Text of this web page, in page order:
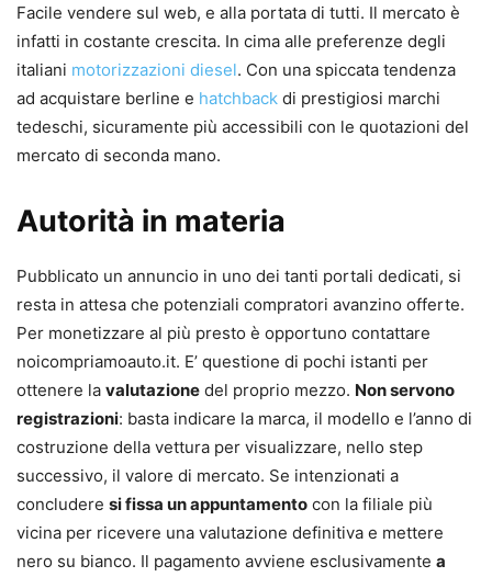
Facile vendere sul web, e alla portata di tutti. Il mercato è
infatti in costante crescita. In cima alle preferenze degli
italiani motorizzazioni diesel. Con una spiccata tendenza
ad acquistare berline e hatchback di prestigiosi marchi
tedeschi, sicuramente più accessibili con le quotazioni del
mercato di seconda mano.
Autorità in materia
Pubblicato un annuncio in uno dei tanti portali dedicati, si
resta in attesa che potenziali compratori avanzino offerte.
Per monetizzare al più presto è opportuno contattare
noicompriamoauto.it. E’ questione di pochi istanti per
ottenere la valutazione del proprio mezzo. Non servono
registrazioni: basta indicare la marca, il modello e l’anno di
costruzione della vettura per visualizzare, nello step
successivo, il valore di mercato. Se intenzionati a
concludere si fissa un appuntamento con la filiale più
vicina per ricevere una valutazione definitiva e mettere
nero su bianco. Il pagamento avviene esclusivamente a